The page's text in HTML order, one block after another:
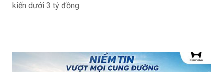
kiến dưới 3 tỷ đồng.